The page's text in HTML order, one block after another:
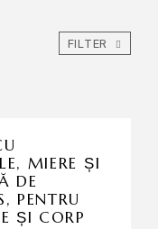
FILTER
MIERE ȘI
DE
PENTRU
ȘI CORP